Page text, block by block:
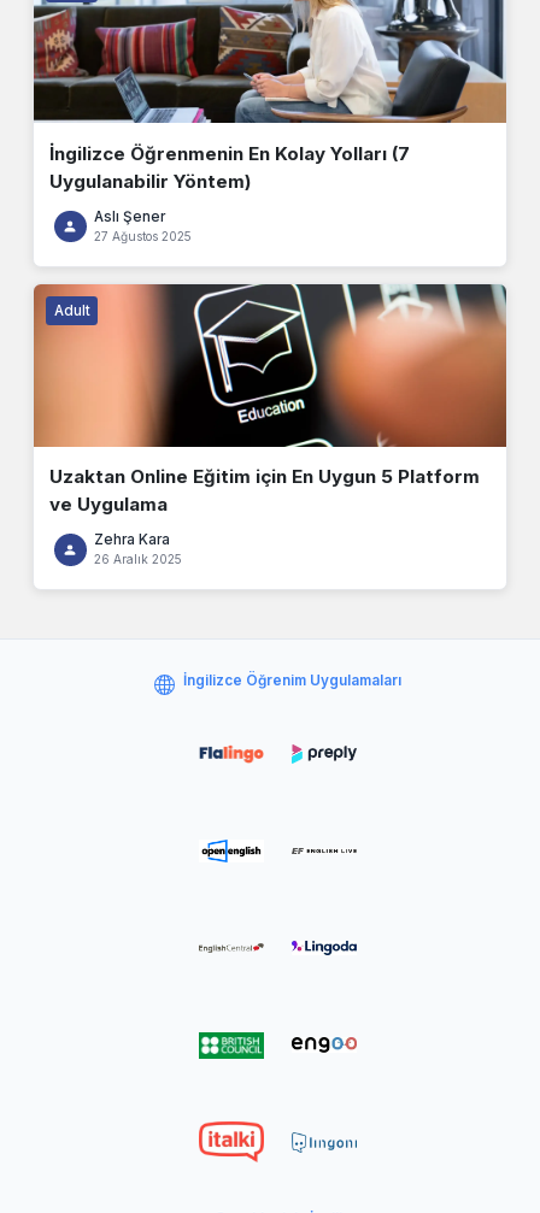
İngilizce Öğrenmenin En Kolay Yolları (7
Uygulanabilir Yöntem)
Aslı Şener
27 Ağustos 2025
Adult
Uzaktan Online Eğitim için En Uygun 5 Platform
ve Uygulama
Zehra Kara
26 Aralık 2025
İngilizce Öğrenim Uygulamaları